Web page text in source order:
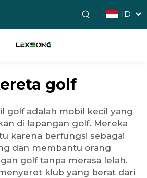
ID
golf
golf adalah mobil kecil yang
di lapangan golf. Mereka
karena berfungsi sebagai
dan membantu orang
golf tanpa merasa lelah.
klub yang berat dari